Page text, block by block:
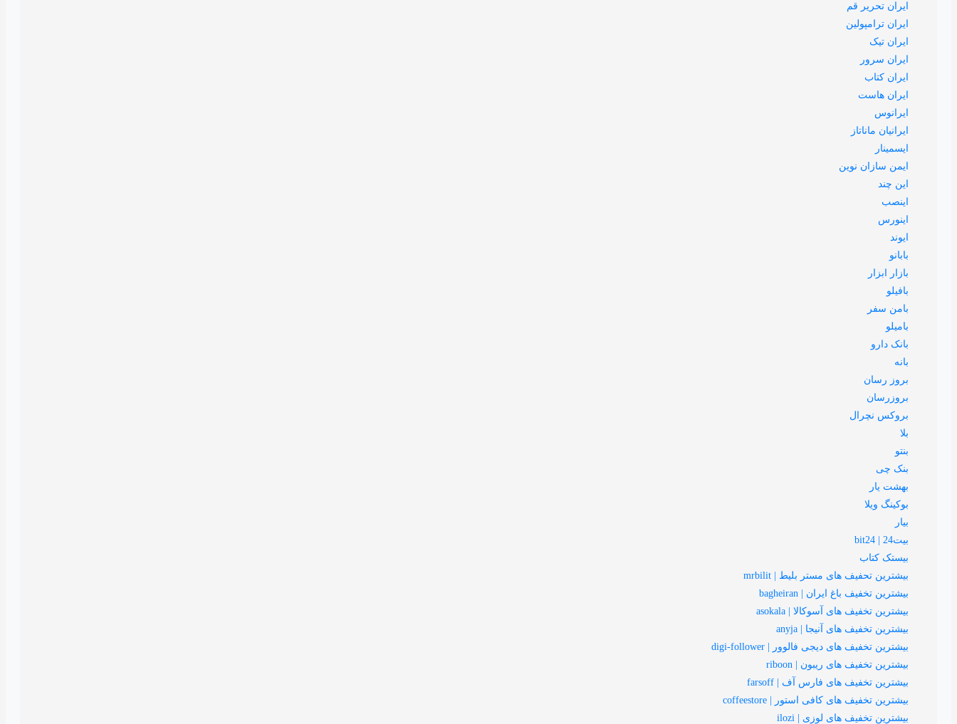
ایران تحریر قم
ایران ترامپولین
ایران تیک
ایران سرور
ایران کتاب
ایران هاست
ایرانوس
ایرانیان ماناتاز
ایسمینار
ایمن سازان نوین
این چند
اینصب
اینورس
ایوند
بابانو
بازار ابزار
بافیلو
بامن سفر
بامیلو
بانک دارو
بانه
بروز رسان
بروزرسان
بروکس نچرال
بلا
بنتو
بنک چی
بهشت یار
بوکینگ ویلا
بیار
بیت24 | bit24
بیستک کتاب
بیشترین تحفیف های مستر بلیط | mrbilit
بیشترین تخفیف باغ ایران | bagheiran
بیشترین تخفیف های آسوکالا | asokala
بیشترین تخفیف های آنیجا | anyja
بیشترین تخفیف های دیجی فالوور | digi-follower
بیشترین تخفیف های ریبون | riboon
بیشترین تخفیف های فارس آف | farsoff
بیشترین تخفیف های کافی استور | coffeestore
بیشترین تخفیف های لوزی | ilozi